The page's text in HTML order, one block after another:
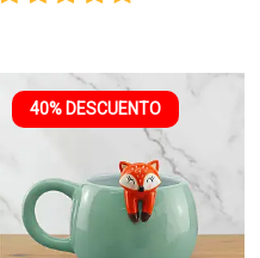
40% DESCUENTO